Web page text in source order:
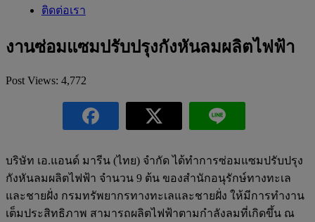
ติดต่อเรา
งานซ่อมแซมปรับปรุงกังหันลมผลิตไฟฟ้า
Post Views: 4,772
บริษัท เอ.แอนด์ มารีน (ไทย) จำกัด ได้ทำการซ่อมแซมปรับปรุง
กังหันลมผลิตไฟฟ้า จำนวน 9 ต้น ของสำนักอนุรักษ์ทางทะเล
และชายฝั่ง กรมทรัพยากรทางทะเลและชายฝั่ง ให้มีการทำงาน
เต็มประสิทธิภาพ สามารถผลิตไฟฟ้าตามกำลังลมที่เกิดขึ้น ณ